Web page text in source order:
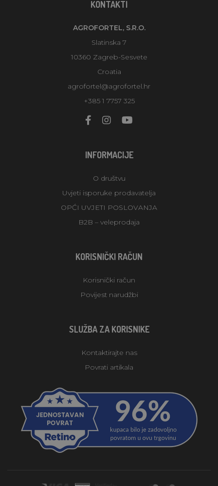
KONTAKTI
AGROFORTEL, S.R.O.
Slatinska 7
10360 Zagreb-Sesvete
Croatia
agrofortel@agrofortel.hr
+385 1 7757 325
INFORMACIJE
O društvu
Uvjeti isporuke prodavatelja
OPĆI UVJETI POSLOVANJA
B2B – veleprodaja
KORISNIČKI RAČUN
Korisnički račun
Povijest narudžbi
SLUŽBA ZA KORISNIKE
Kontaktirajte nas
Povrati artikala